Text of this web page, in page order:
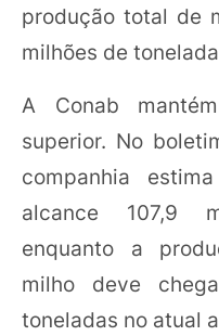
produção total de
milhões de
A Conab
superior. No
companhia
alcance 107,9
enquanto a
milho deve
toneladas no atual